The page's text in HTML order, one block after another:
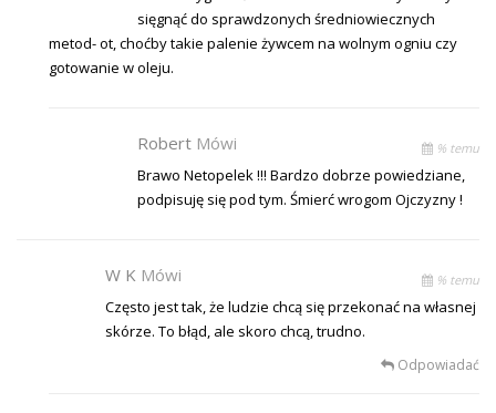
sięgnąć do sprawdzonych średniowiecznych
metod- ot, choćby takie palenie żywcem na wolnym ogniu czy
gotowanie w oleju.
Robert Mówi % temu
Brawo Netopelek !!! Bardzo dobrze powiedziane,
podpisuję się pod tym. Śmierć wrogom Ojczyzny !
W K Mówi % temu
Często jest tak, że ludzie chcą się przekonać na własnej
skórze. To błąd, ale skoro chcą, trudno.
Odpowiadać